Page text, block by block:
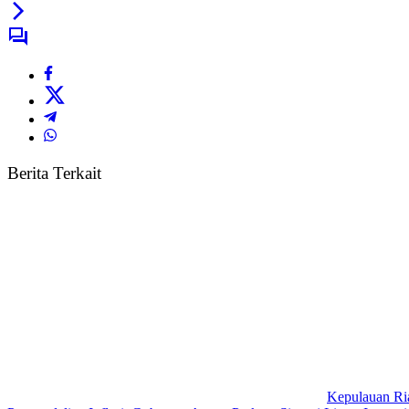
Berita Terkait
Kepulauan